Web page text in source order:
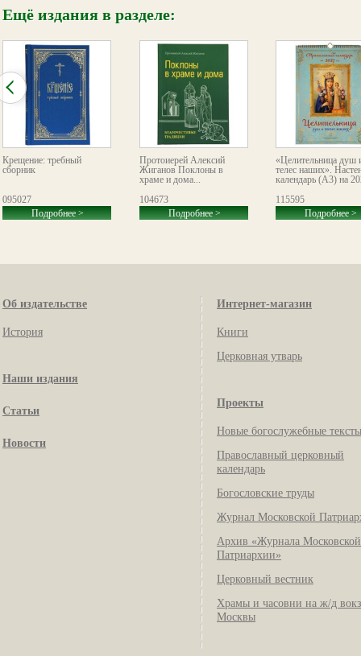
Ещё издания в разделе:
Крещение: требный
сборник
095027
Подробнее >
Протоиерей Алексий
Жиганов Поклоны в
храме и дома...
104673
Подробнее >
«Целительница душ
телес наших».
календарь (А3) на
115595
Подробнее >
Об издательстве
История
Наши издания
Статьи
Новости
Интернет-магазин
Книги
Церковная утварь
Проекты
Новые богослужебные тексты
Православный церковный
календарь
Богословские труды
Журнал Московской
Архив «Журнала Московской
Патриархии»
Церковный вестник
Храмы и часовни на ж/д
Москвы